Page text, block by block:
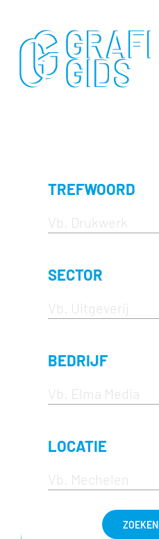
TREFWOORD
SECTOR
BEDRIJF
LOCATIE
ZOEKEN